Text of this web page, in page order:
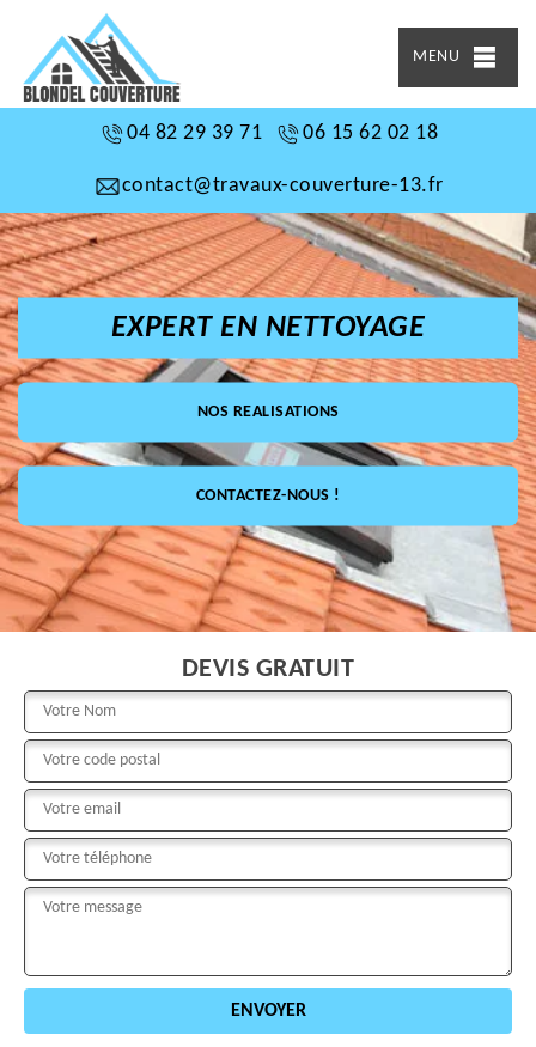
MENU
04 82 29 39 71 06 15 62 02 18
contact@travaux-couverture-13.fr
EXPERT EN NETTOYAGE
NOS REALISATIONS
CONTACTEZ-NOUS !
DEVIS GRATUIT